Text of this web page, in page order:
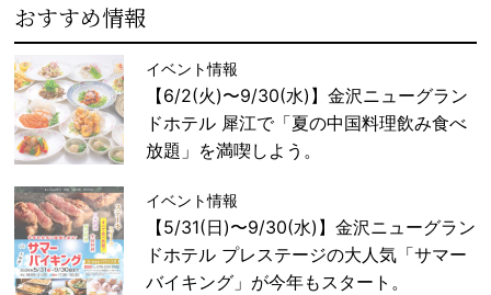
おすすめ情報
イベント情報
【6/2(火)〜9/30(水)】金沢ニューグラン
ドホテル 犀江で「夏の中国料理飲み食べ
放題」を満喫しよう。
イベント情報
【5/31(日)〜9/30(水)】金沢ニューグラン
ドホテル プレステージの大人気「サマー
バイキング」が今年もスタート。